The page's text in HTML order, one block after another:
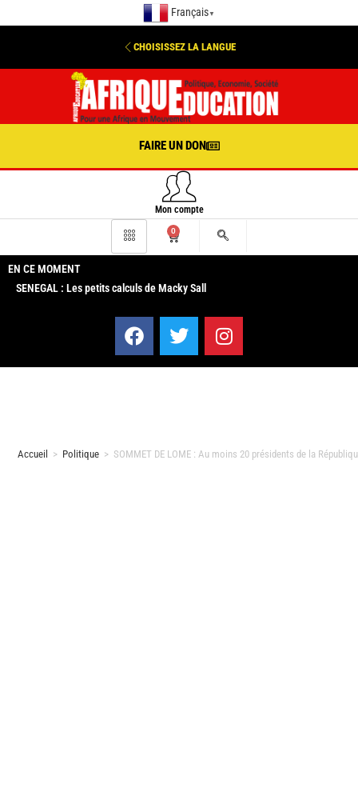
Français ▼
CHOISISSEZ LA LANGUE
FAIRE UN DON
Mon compte
0
EN CE MOMENT
SENEGAL : Les petits calculs de Macky Sall
Accueil > Politique > SOMMET DE LOME : Au moins 20 présidents de la